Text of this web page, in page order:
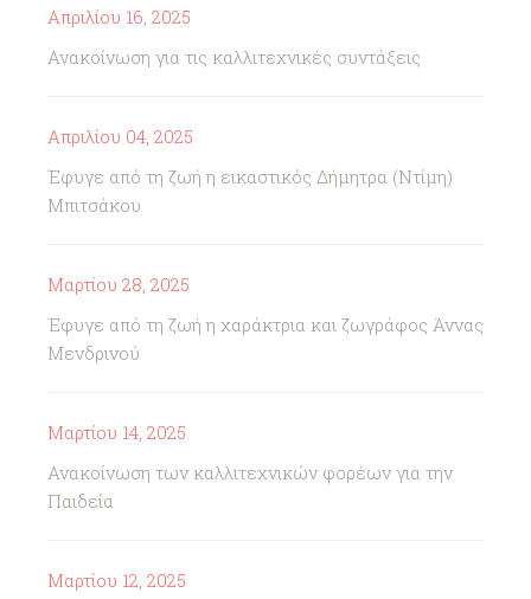
Απριλίου 16, 2025
Ανακοίνωση για τις καλλιτεχνικές συντάξεις
Απριλίου 04, 2025
Έφυγε από τη ζωή η εικαστικός Δήμητρα (Ντίμη)
Μπιτσάκου
Μαρτίου 28, 2025
Έφυγε από τη ζωή η χαράκτρια και ζωγράφος Άννας
Μενδρινού
Μαρτίου 14, 2025
Ανακοίνωση των καλλιτεχνικών φορέων για την
Παιδεία
Μαρτίου 12, 2025